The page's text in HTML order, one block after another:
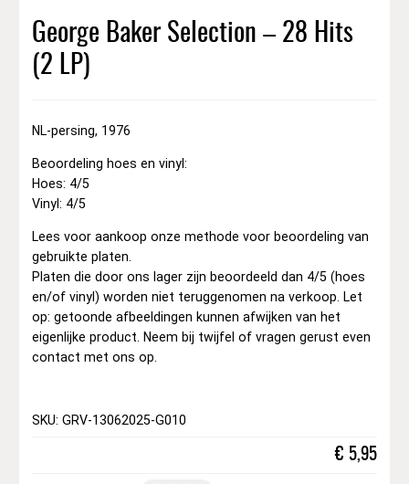
George Baker Selection – 28 Hits
(2 LP)
NL-persing, 1976
Beoordeling hoes en vinyl:
Hoes: 4/5
Vinyl: 4/5
Lees voor aankoop onze methode voor beoordeling van
gebruikte platen.
Platen die door ons lager zijn beoordeeld dan 4/5 (hoes
en/of vinyl) worden niet teruggenomen na verkoop. Let
op: getoonde afbeeldingen kunnen afwijken van het
eigenlijke product. Neem bij twijfel of vragen gerust even
contact met ons op.
SKU: GRV-13062025-G010
€ 5,95